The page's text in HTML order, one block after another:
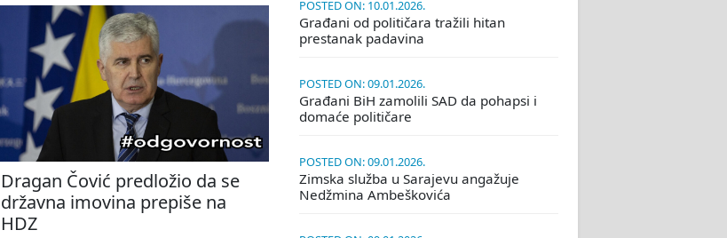
Dragan Čović predložio da se
državna imovina prepiše na
HDZ
POSTED ON: 10.01.2026.
Građani od političara tražili hitan
prestanak padavina
POSTED ON: 09.01.2026.
Građani BiH zamolili SAD da pohapsi i
domaće političare
POSTED ON: 09.01.2026.
Zimska služba u Sarajevu angažuje
Nedžmina Ambeškovića